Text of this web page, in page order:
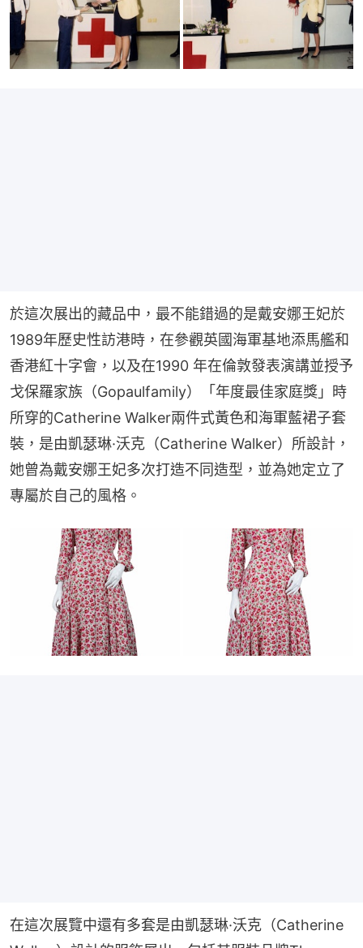
於這次展出的藏品中，最不能錯過的是戴安娜王妃於
1989年歷史性訪港時，在參觀英國海軍基地添馬艦和
香港紅十字會，以及在1990 年在倫敦發表演講並授予
戈保羅家族（Gopaulfamily）「年度最佳家庭獎」時
所穿的Catherine Walker兩件式黃色和海軍藍裙子套
裝，是由凱瑟琳·沃克（Catherine Walker）所設計，
她曾為戴安娜王妃多次打造不同造型，並為她定立了
專屬於自己的風格。
在這次展覽中還有多套是由凱瑟琳·沃克（Catherine